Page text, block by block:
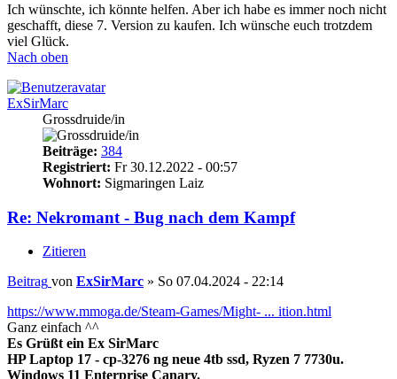
Ich wünschte, ich könnte helfen. Aber ich habe es immer noch nicht
geschafft, diese 7. Version zu kaufen. Ich wünsche euch trotzdem
viel Glück.
Nach oben
ExSirMarc
Grossdruide/in
Beiträge: 384
Registriert: Fr 30.12.2022 - 00:57
Wohnort: Sigmaringen Laiz
Re: Nekromant - Bug nach dem Kampf
Zitieren
Beitrag von ExSirMarc » So 07.04.2024 - 22:14
https://www.mmoga.de/Steam-Games/Might- ... ition.html
Ganz einfach ^^
Es Grüßt ein Ex SirMarc
HP Laptop 17 - cp-3276 ng neue 4tb ssd, Ryzen 7 7730u.
Windows 11 Enterprise Canary.